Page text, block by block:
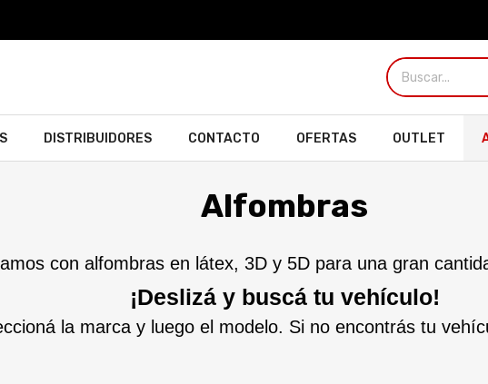
DISTRIBUIDORES CONTACTO OFERTAS OUTLET
Alfombras
con alfombras en látex, 3D y 5D para una gran
¡Deslizá y buscá tu vehículo!
la marca y luego el modelo. Si no encontrás tu